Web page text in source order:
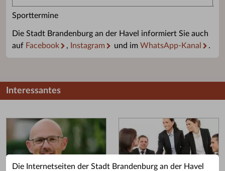
Die Internetseiten der Stadt Brandenburg an der Havel
Sporttermine
Die Stadt Brandenburg an der Havel informiert Sie auch
auf Facebook , Instagram und im WhatsApp-Kanal .
Interessantes